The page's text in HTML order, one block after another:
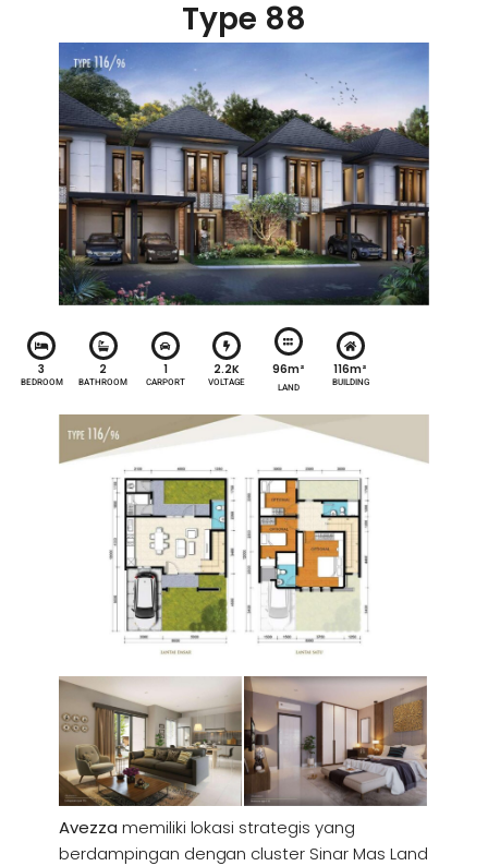
Type 88
3
BEDROOM
2
BATHROOM
1
CARPORT
2.2K
VOLTAGE
96m²
LAND
116m²
BUILDING
Avezza memiliki lokasi strategis yang
berdampingan dengan cluster Sinar Mas Land